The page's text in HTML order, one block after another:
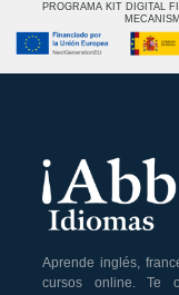
PROGRAMA KIT DIGITAL
Aprende inglés,
cursos online. Te